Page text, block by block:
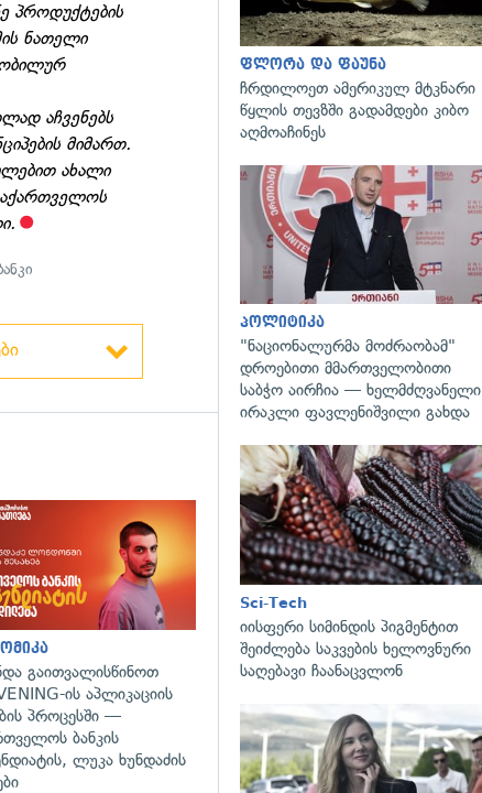
პროდუქტების
ნათელი
აჩვენებს
მიმართ.
ახალი
გაითვალისწინოთ
ის აპლიკაციის
პროცესში —
ბანკის
ლუკა ხუნდაძის
ფლორა და ფაუნა
ჩრდილოეთ ამერიკულ მტკნარი
წყლის თევზში გადამდები კიბო
აღმოაჩინეს
პოლიტიკა
"ნაციონალურმა მოძრაობამ"
დროებითი მმართველობითი
საბჭო აირჩია — ხელმძღვანელი
ირაკლი ფავლენიშვილი გახდა
Sci-Tech
იისფერი სიმინდის პიგმენტით
შეიძლება საკვების ხელოვნური
საღებავი ჩაანაცვლონ